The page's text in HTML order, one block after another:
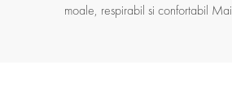
moale, respirabil si confortabil